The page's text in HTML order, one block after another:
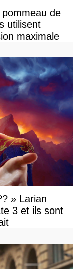
de
utilisent
maximale
» Larian
3 et ils sont